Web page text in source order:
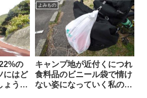
チ考察）
の
にはど
ょう
よみもの
キャンプ地が近付くにつれ
食料品のビニール袋で情け
ない姿になっていく私の愛